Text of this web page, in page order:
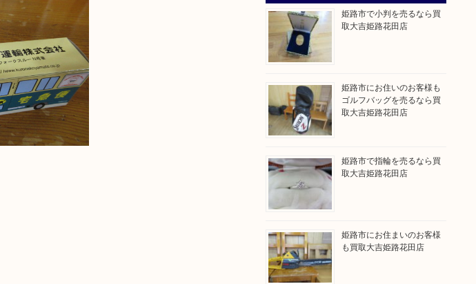
姫路市で小判を売るなら買
取大吉姫路花田店
姫路市にお住いのお客様も
ゴルフバッグを売るなら買
取大吉姫路花田店
姫路市で指輪を売るなら買
取大吉姫路花田店
姫路市にお住まいのお客様
も買取大吉姫路花田店